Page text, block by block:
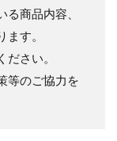
商品内容、
す。
さい。
等のご協力を